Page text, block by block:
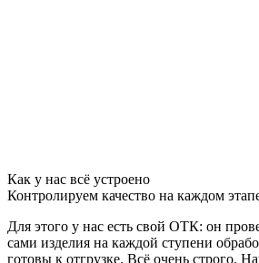
Как у нас всё устроено
Контролируем качество на каждом
Для этого у нас есть свой ОТК: он
сами изделия на каждой ступени
готовы к отгрузке. Всё очень строго.